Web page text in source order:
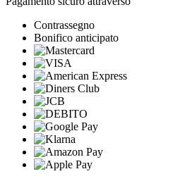
Contrassegno
Bonifico anticipato